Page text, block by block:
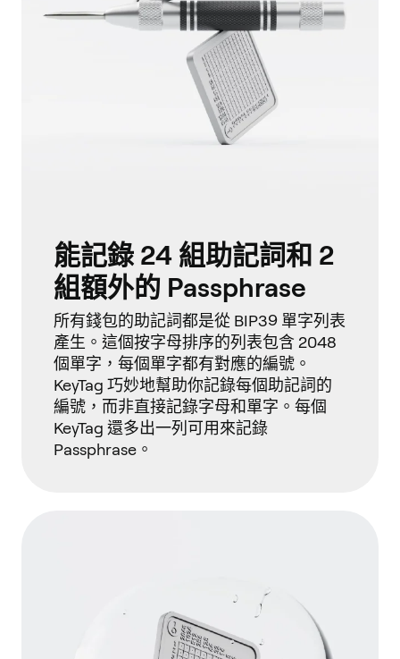
能記錄 24 組助記詞和 2
組額外的 Passphrase
所有錢包的助記詞都是從 BIP39 單字列表
產生。這個按字母排序的列表包含 2048
個單字，每個單字都有對應的編號。
KeyTag 巧妙地幫助你記錄每個助記詞的
編號，而非直接記錄字母和單字。每個
KeyTag 還多出一列可用來記錄
Passphrase。